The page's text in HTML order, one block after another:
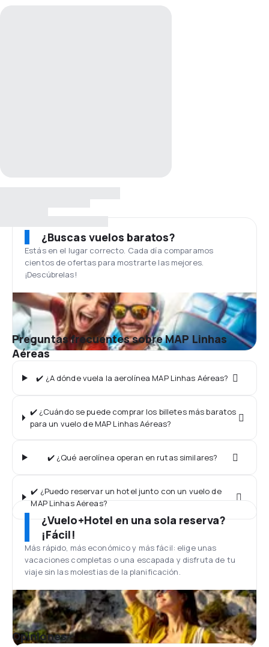
¿Buscas vuelos baratos?
Estás en el lugar correcto. Cada día comparamos
cientos de ofertas para mostrarte las mejores.
¡Descúbrelas!
Preguntas frecuentes sobre MAP Linhas
Aéreas
✔️ ¿A dónde vuela la aerolínea MAP Linhas Aéreas?
✔️ ¿Cuándo se puede comprar los billetes más baratos
para un vuelo de MAP Linhas Aéreas?
✔️ ¿Qué aerolínea operan en rutas similares?
✔️ ¿Puedo reservar un hotel junto con un vuelo de
MAP Linhas Aéreas?
¿Vuelo+Hotel en una sola reserva?
¡Fácil!
Más rápido, más económico y más fácil: elige unas
vacaciones completas o una escapada y disfruta de tu
viaje sin las molestias de la planificación.
Opiniones